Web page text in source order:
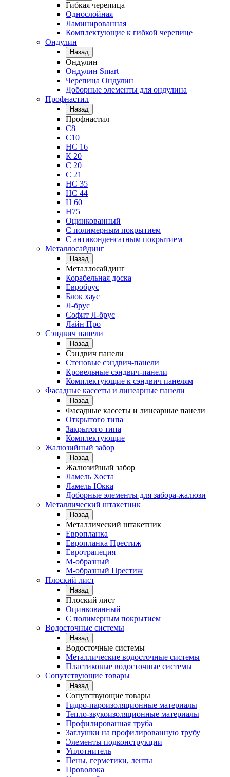
Гибкая черепица
Однослойная
Ламинированная
Комплектующие к гибкой черепице
Ондулин
Назад
Ондулин
Ондулин Smart
Черепица Ондулин
Доборные элементы для ондулина
Профнастил
Назад
Профнастил
С8
С10
НС 16
К 20
С 20
С 21
НС 35
НС 44
Н 60
Н75
Оцинкованный
С полимерным покрытием
С антиконденсатным покрытием
Металлосайдинг
Назад
Металлосайдинг
Корабельная доска
Евробрус
Блок хаус
Л-брус
Софит Л-брус
Лайн Про
Сэндвич панели
Назад
Сэндвич панели
Стеновые сэндвич-панели
Кровельные сэндвич-панели
Комплектующие к сэндвич панелям
Фасадные кассеты и линеарные панели
Назад
Фасадные кассеты и линеарные панели
Открытого типа
Закрытого типа
Комплектующие
Жалюзийный забор
Назад
Жалюзийный забор
Ламель Хоста
Ламель Юкка
Доборные элементы для забора-жалюзи
Металлический штакетник
Назад
Металлический штакетник
Европланка
Европланка Престиж
Евротрапеция
М-образный
М-образный Престиж
Плоский лист
Назад
Плоский лист
Оцинкованный
С полимерным покрытием
Водосточные системы
Назад
Водосточные системы
Металлические водосточные системы
Пластиковые водосточные системы
Сопутствующие товары
Назад
Сопутствующие товары
Гидро-пароизоляционные материалы
Тепло-звукоизоляционные материалы
Профилированная труба
Заглушки на профилированную трубу
Элементы подконструкции
Уплотнитель
Пены, герметики, ленты
Проволока